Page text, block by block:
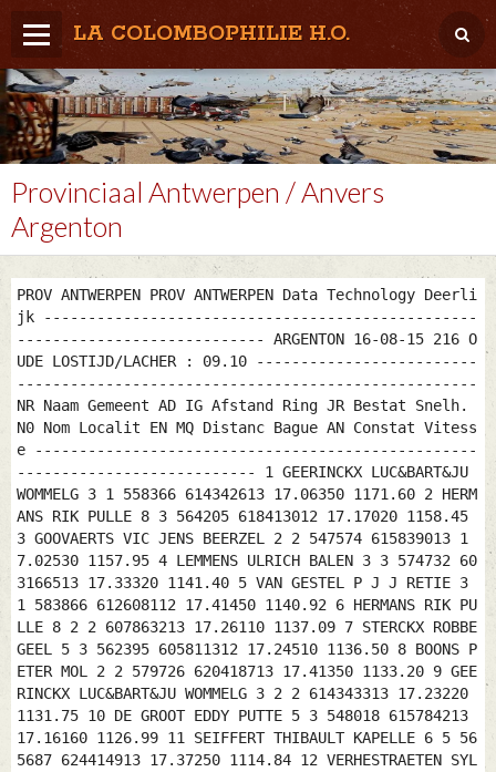
LA COLOMBOPHILIE H.O.
Home
Météo / Het weer
Lâcher / Los
Result. clubs, Provincial, (Inter)National
RFCB / KBDB
Provinciaal Antwerpen / Anvers
Argenton
PROV ANTWERPEN PROV ANTWERPEN Data Technology Deerli
jk -------------------------------------------------
---------------------------- ARGENTON 16-08-15 216 O
UDE LOSTIJD/LACHER : 09.10 -------------------------
----------------------------------------------------
NR Naam Gemeent AD IG Afstand Ring JR Bestat Snelh.
N0 Nom Localit EN MQ Distanc Bague AN Constat Vitess
e --------------------------------------------------
--------------------------- 1 GEERINCKX LUC&BART&JU
WOMMELG 3 1 558366 614342613 17.06350 1171.60 2 HERM
ANS RIK PULLE 8 3 564205 618413012 17.17020 1158.45
3 GOOVAERTS VIC JENS BEERZEL 2 2 547574 615839013 1
7.02530 1157.95 4 LEMMENS ULRICH BALEN 3 3 574732 60
3166513 17.33320 1141.40 5 VAN GESTEL P J J RETIE 3
1 583866 612608112 17.41450 1140.92 6 HERMANS RIK PU
LLE 8 2 2 607863213 17.26110 1137.09 7 STERCKX ROBBE
GEEL 5 3 562395 605811312 17.24510 1136.50 8 BOONS P
ETER MOL 2 2 579726 620418713 17.41350 1133.20 9 GEE
RINCKX LUC&BART&JU WOMMELG 3 2 2 614343313 17.23220
1131.75 10 DE GROOT EDDY PUTTE 5 3 548018 615784213
17.16160 1126.99 11 SEIFFERT THIBAULT KAPELLE 6 5 56
5687 624414913 17.37250 1114.84 12 VERHESTRAETEN SYL